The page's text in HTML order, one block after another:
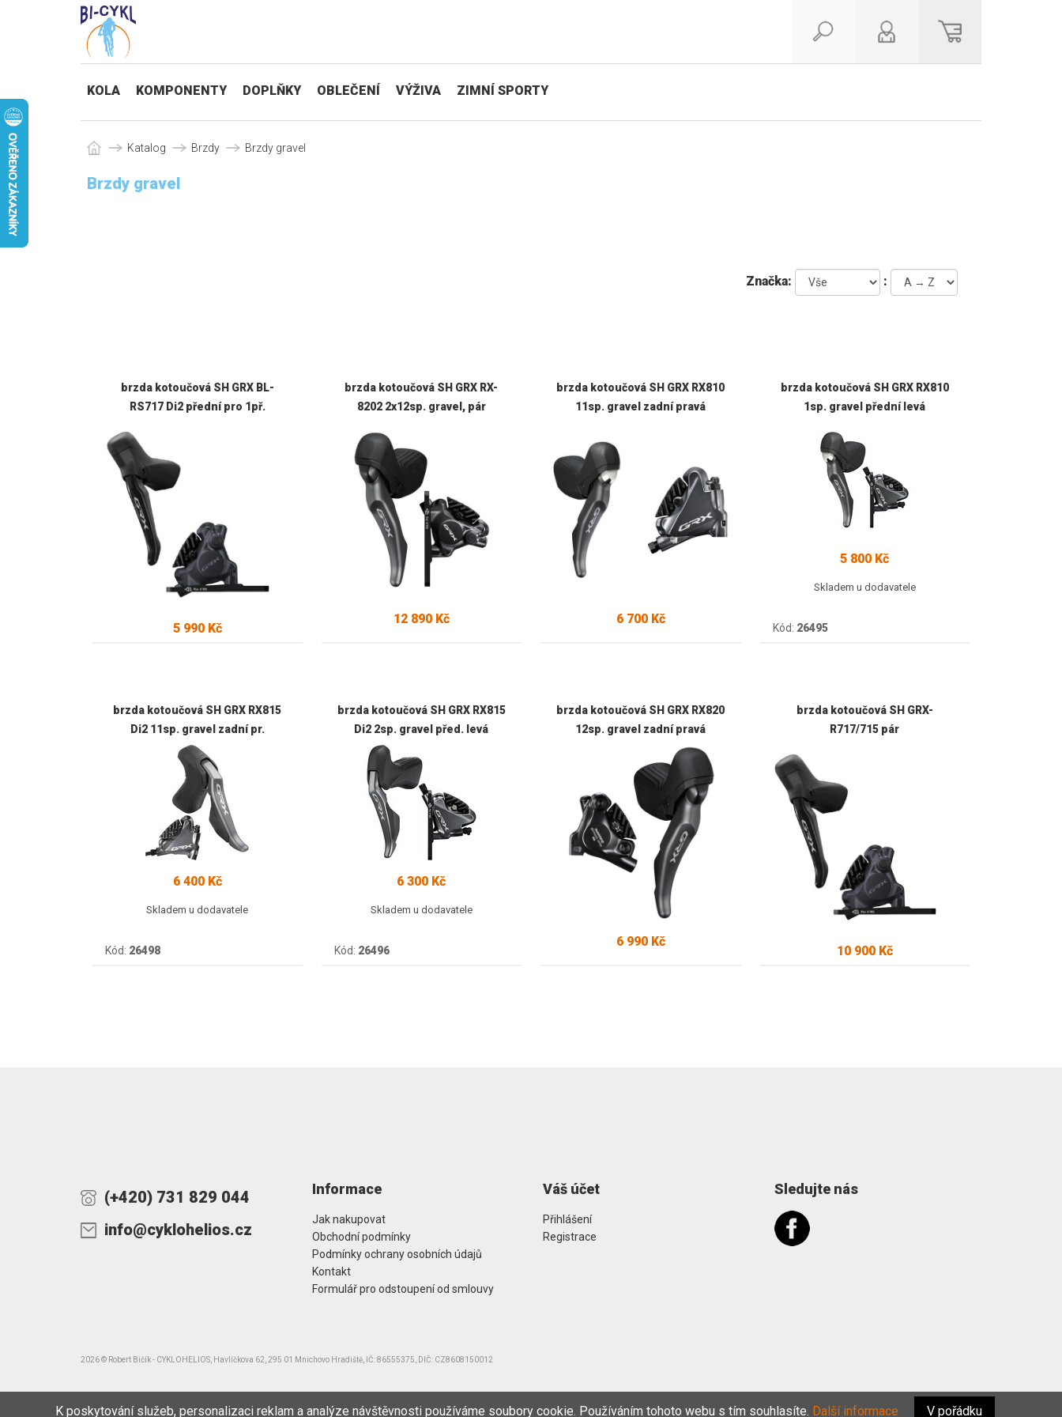
KOLA KOMPONENTY DOPLŇKY OBLEČENÍ VÝŽIVA ZIMNÍ SPORTY
Katalog Brzdy Brzdy gravel
Brzdy gravel
Značka: :
brzda kotoučová SH GRX BL-
RS717 Di2 přední pro 1př.
5 990 Kč
brzda kotoučová SH GRX RX-
8202 2x12sp. gravel, pár
12 890 Kč
brzda kotoučová SH GRX RX810
11sp. gravel zadní pravá
6 700 Kč
brzda kotoučová SH GRX RX810
1sp. gravel přední levá
5 800 Kč
Skladem u dodavatele
Kód: 26495
brzda kotoučová SH GRX RX815
Di2 11sp. gravel zadní pr.
6 400 Kč
Skladem u dodavatele
Kód: 26498
brzda kotoučová SH GRX RX815
Di2 2sp. gravel před. levá
6 300 Kč
Skladem u dodavatele
Kód: 26496
brzda kotoučová SH GRX RX820
12sp. gravel zadní pravá
6 990 Kč
brzda kotoučová SH GRX-
R717/715 pár
10 900 Kč
(+420) 731 829 044
info@cyklohelios.cz
Informace
Jak nakupovat
Obchodní podmínky
Podmínky ochrany osobních údajů
Kontakt
Formulář pro odstoupení od smlouvy
Váš účet
Přihlášení
Registrace
Sledujte nás
2026 © Robert Bičík - CYKLOHELIOS, Havlíčkova 62, 295 01 Mnichovo Hradiště, IČ: 86555375, DIČ: CZ8608150012
K poskytování služeb, personalizaci reklam a analýze návštěvnosti používáme soubory cookie. Používáním tohoto webu s tím souhlasíte. Další informace V pořádku